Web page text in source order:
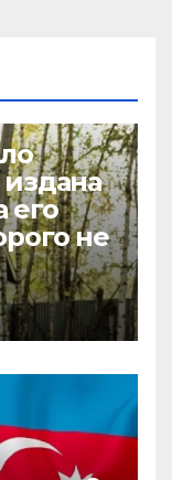
его
не